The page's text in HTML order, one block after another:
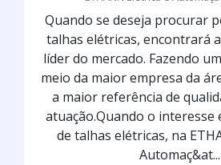
Quando se deseja procurar
talhas elétricas, encontrará
líder do mercado. Fazendo
meio da maior empresa da
a maior referência de
atuação.Quando o interesse
de talhas elétricas, na
Automaç&at...